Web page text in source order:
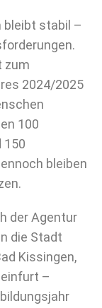
bleibt stabil –
zum
2024/2025
100
150
bleiben
der Agentur
die Stadt
Kissingen,
–